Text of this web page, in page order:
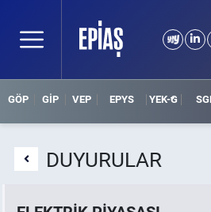
GÖP GİP VEP EPYS YEK-G
DUYURULAR